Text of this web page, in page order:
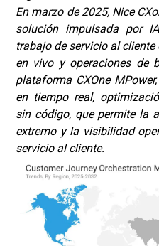
En marzo de 2025, Nice
solución impulsada por
trabajo de servicio al
en vivo y operaciones de
plataforma CXOne
en tiempo real,
sin código, que permite la
extremo y la visibilidad
servicio al cliente.